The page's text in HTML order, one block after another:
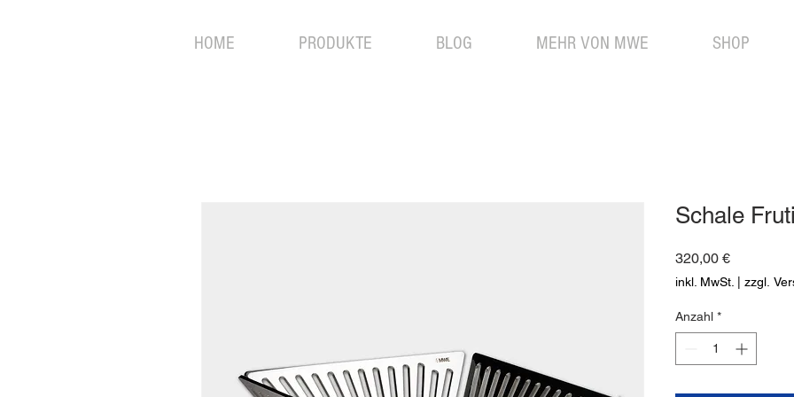
HOME PRODUKTE BLOG MEHR VON MWE SHOP
Schale
320,00 €Preis
inkl. MwSt. zzgl.
Anzahl *